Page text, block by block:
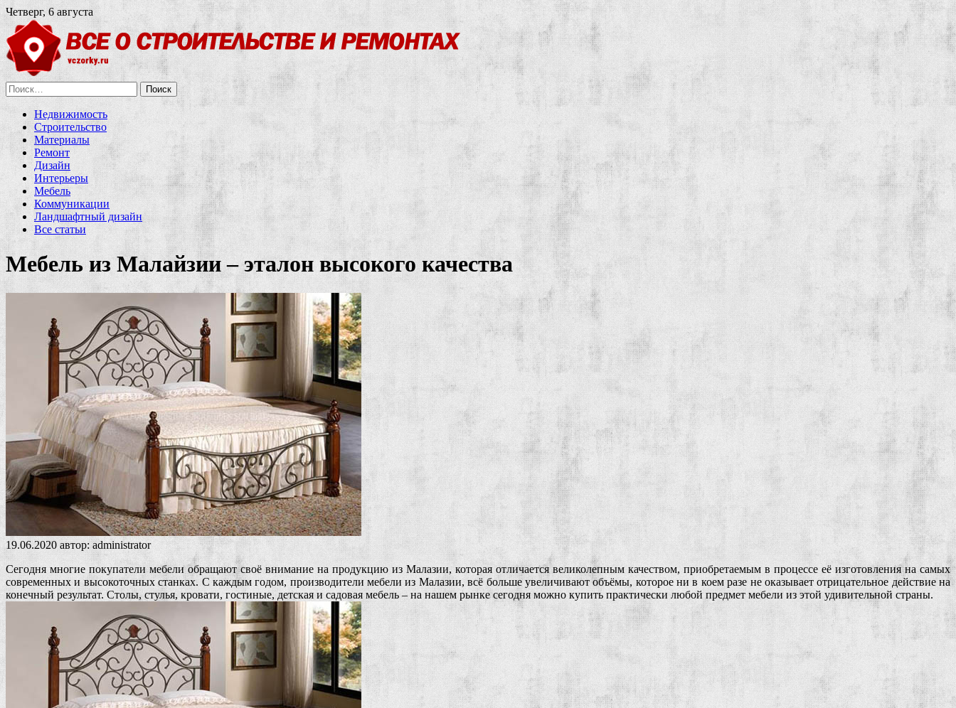
Четверг, 6 августа
Найти:
Недвижимость
Строительство
Материалы
Ремонт
Дизайн
Интерьеры
Мебель
Коммуникации
Ландшафтный дизайн
Все статьи
Мебель из Малайзии – эталон высокого качества
19.06.2020 автор: administrator
Сегодня многие покупатели мебели обращают своё внимание на продукцию из Малазии, которая отличается великолепным качеством, приобретаемым в процессе её изготовления на самых
современных и высокоточных станках. С каждым годом, производители мебели из Малазии, всё больше увеличивают объёмы, которое ни в коем разе не оказывает отрицательное действие на
конечный результат. Столы, стулья, кровати, гостиные, детская и садовая мебель – на нашем рынке сегодня можно купить практически любой предмет мебели из этой удивительной страны.